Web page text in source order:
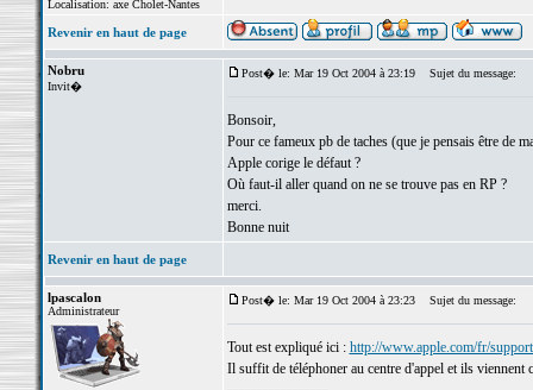
Localisation: axe Cholet-Nantes
Revenir en haut de page
Nobru
Invit�
Post� le: Mar 19 Oct 2004 à 23:19 Sujet du message:
Bonsoir,
Pour ce fameux pb de taches (que je pensais être de
Apple corige le défaut ?
Où faut-il aller quand on ne se trouve pas en RP ?
merci.
Bonne nuit
Revenir en haut de page
lpascalon
Administrateur
Post� le: Mar 19 Oct 2004 à 23:23 Sujet du message:
Tout est expliqué ici : http://www.apple.com/fr/
Il suffit de téléphoner au centre d'appel et ils viennent